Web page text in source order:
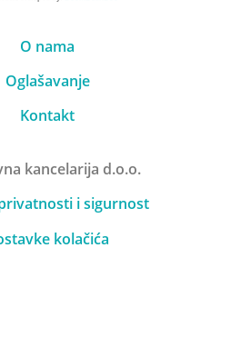
O nama
Oglašavanje
Kontakt
kancelarija d.o.o.
i sigurnost
kolačića